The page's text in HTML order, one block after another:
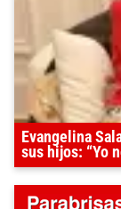
Evangelina
sus hijos: “Yo